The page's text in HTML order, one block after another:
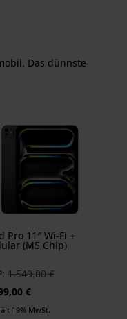
Das dünnste
Pro 11″ Wi-Fi +
(M5 Chip)
1.549,00€Ursprünglicher
€Aktueller
Preis
19% MwSt.